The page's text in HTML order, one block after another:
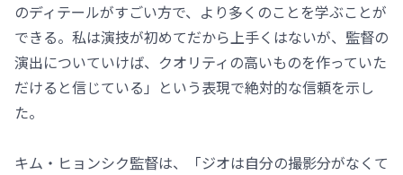
のディテールがすごい方で、より多くのことを学ぶことが
できる。私は演技が初めてだから上手くはないが、監督の
演出についていけば、クオリティの高いものを作っていた
だけると信じている」という表現で絶対的な信頼を示し
た。
キム・ヒョンシク監督は、「ジオは自分の撮影分がなくて